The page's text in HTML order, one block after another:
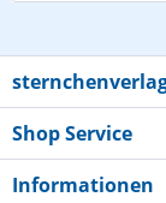
Shop Service
Informationen